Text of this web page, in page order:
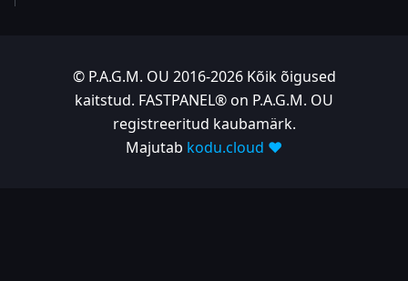
© P.A.G.M. OU 2016-2026 Kõik õigused
kaitstud. FASTPANEL® on P.A.G.M. OU
registreeritud kaubamärk.
Majutab kodu.cloud ❤️